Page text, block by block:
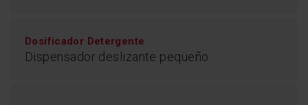
Dosificador Detergente
Dispensador deslizante pequeño